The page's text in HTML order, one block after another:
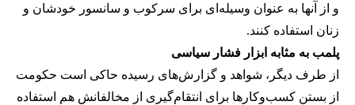
و از آنها به عنوان وسیله‌ای برای سرکوب و سانسور خودشان و
زنان استفاده کنند.
پلمب به مثابه ابزار فشار سیاسی
از طرف دیگر، شواهد و گزارش‌های رسیده حاکی است حکومت
از بستن کسب‌وکارها برای انتقام‌گیری از مخالفانش هم استفاده